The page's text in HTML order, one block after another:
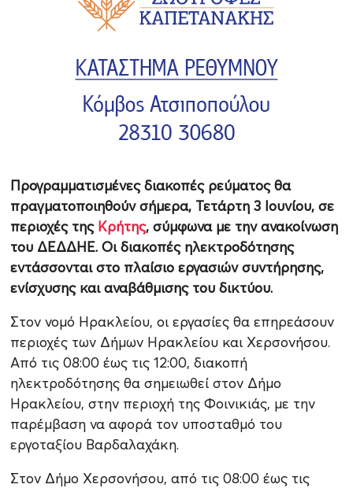
Προγραμματισμένες διακοπές ρεύματος θα
πραγματοποιηθούν σήμερα, Τετάρτη 3 Ιουνίου, σε
περιοχές της Κρήτης, σύμφωνα με την ανακοίνωση
του ΔΕΔΔΗΕ. Οι διακοπές ηλεκτροδότησης
εντάσσονται στο πλαίσιο εργασιών συντήρησης,
ενίσχυσης και αναβάθμισης του δικτύου.
Στον νομό Ηρακλείου, οι εργασίες θα επηρεάσουν
περιοχές των Δήμων Ηρακλείου και Χερσονήσου.
Από τις 08:00 έως τις 12:00, διακοπή
ηλεκτροδότησης θα σημειωθεί στον Δήμο
Ηρακλείου, στην περιοχή της Φοινικιάς, με την
παρέμβαση να αφορά τον υποσταθμό του
εργοταξίου Βαρδαλαχάκη.
Στον Δήμο Χερσονήσου, από τις 08:00 έως τις